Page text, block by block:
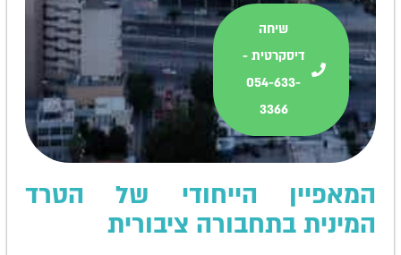
שיחה
דיסקרטית -
054-633-
3366
המאפיין הייחודי של הטרד
המינית בתחבורה ציבורית